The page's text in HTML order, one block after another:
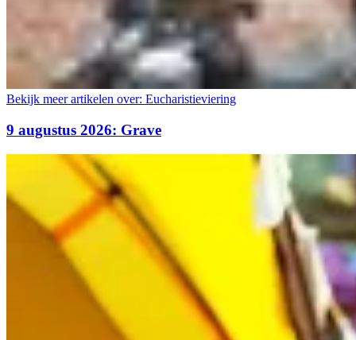
Bekijk meer artikelen over: Eucharistieviering
9 augustus 2026: Grave